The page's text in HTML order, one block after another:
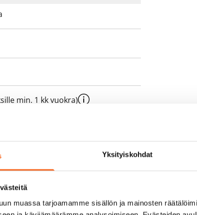
Yksityiskohdat
muassa tarjoamamme sisällön ja mainosten
min. 1 kk vuokra)
12 kk
tai
aiemmin